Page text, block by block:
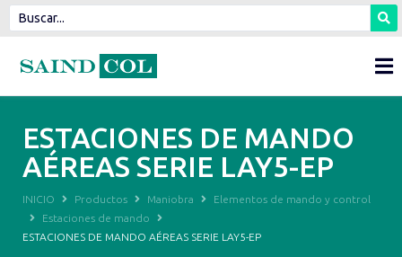
ESTACIONES DE MANDO
AÉREAS SERIE LAY5-EP
INICIO Productos Maniobra
Elementos de mando y control
Estaciones de mando
ESTACIONES DE MANDO AÉREAS SERIE LAY5-EP